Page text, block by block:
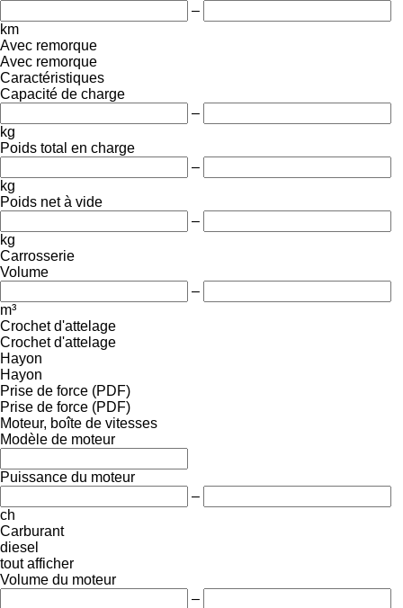
–
km
Avec remorque
Avec remorque
Caractéristiques
Capacité de charge
–
kg
Poids total en charge
–
kg
Poids net à vide
–
kg
Carrosserie
Volume
–
m³
Crochet d'attelage
Crochet d'attelage
Hayon
Hayon
Prise de force (PDF)
Prise de force (PDF)
Moteur, boîte de vitesses
Modèle de moteur
Puissance du moteur
–
ch
Carburant
diesel
tout afficher
Volume du moteur
–